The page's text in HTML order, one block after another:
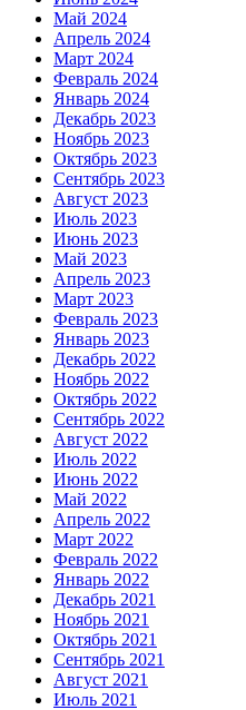
Май 2024
Апрель 2024
Март 2024
Февраль 2024
Январь 2024
Декабрь 2023
Ноябрь 2023
Октябрь 2023
Сентябрь 2023
Август 2023
Июль 2023
Июнь 2023
Май 2023
Апрель 2023
Март 2023
Февраль 2023
Январь 2023
Декабрь 2022
Ноябрь 2022
Октябрь 2022
Сентябрь 2022
Август 2022
Июль 2022
Июнь 2022
Май 2022
Апрель 2022
Март 2022
Февраль 2022
Январь 2022
Декабрь 2021
Ноябрь 2021
Октябрь 2021
Сентябрь 2021
Август 2021
Июль 2021